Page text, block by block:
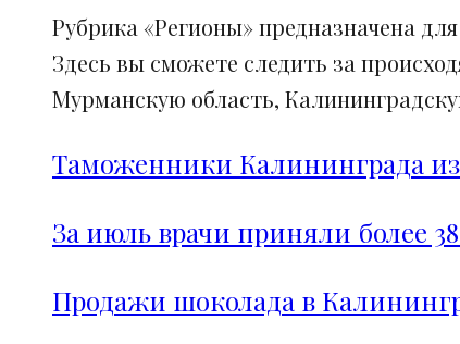
Рубрика «Регионы» предназначена
Здесь вы сможете следить за
Мурманскую область,
Таможенники Калининграда
За июль врачи приняли более
Продажи шоколада в